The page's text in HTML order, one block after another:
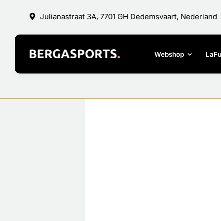
inhoud
Julianastraat 3A, 7701 GH Dedemsvaart, Nederland
Webshop
Bekijk